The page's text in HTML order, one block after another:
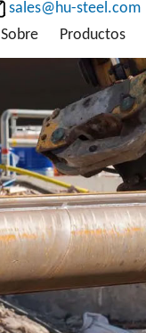
sales@hu-steel.com
Sobre Productos